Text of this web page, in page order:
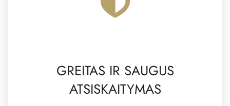
GREITAS IR SAUGUS
ATSISKAITYMAS